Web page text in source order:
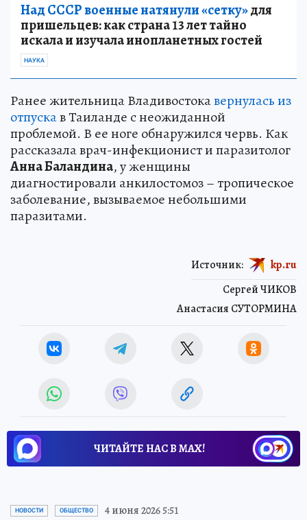
Над СССР военные натянули «сетку»для
пришельцев: как страна 13 лет тайно
искала и изучала инопланетных гостей
НАУКА
Ранее жительница Владивостокавернулась из
отпускав Таиланде с неожиданной
проблемой. В ее ноге обнаружился червь. Как
рассказала врач-инфекционист и паразитолог
Анна Баландина, у женщины
диагностировали анкилостомоз – тропическое
заболевание, вызываемое небольшими
паразитами.
Сергей ЧИКОВ
Анастасия СУТОРМИНА
Источник: kp.ru
ЧИТАЙТЕ НАС В МАХ!
НОВОСТИ ОБЩЕСТВО 4 июня 2026 5:51